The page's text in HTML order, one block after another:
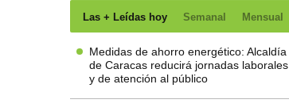
Las + Leídas hoy Semanal Mensual
Medidas de ahorro energético: Alcaldía
de Caracas reducirá jornadas laborales
y de atención al público